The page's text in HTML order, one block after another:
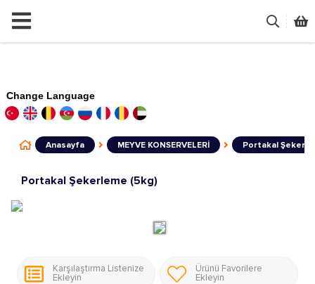
Change Language
Anasayfa MEYVE KONSERVELERİ Portakal
Portakal Şekerleme (5kg)
Karşılaştırma Listenize
Ekleyin
Ürünü Favorilere
Ekleyin